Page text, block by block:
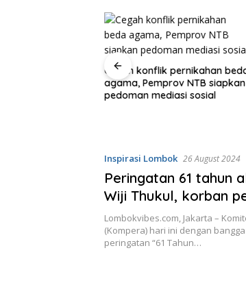
Cegah konflik pernikahan
agama, Pemprov NTB siapkan
pedoman mediasi sosial
Inspirasi Lombok 26 August 2024
Peringatan 61 tahun
Wiji Thukul, korban
berat 1998
Lombokvibes.com, Jakarta –
(Kompera) hari ini dengan
peringatan “61 Tahun…